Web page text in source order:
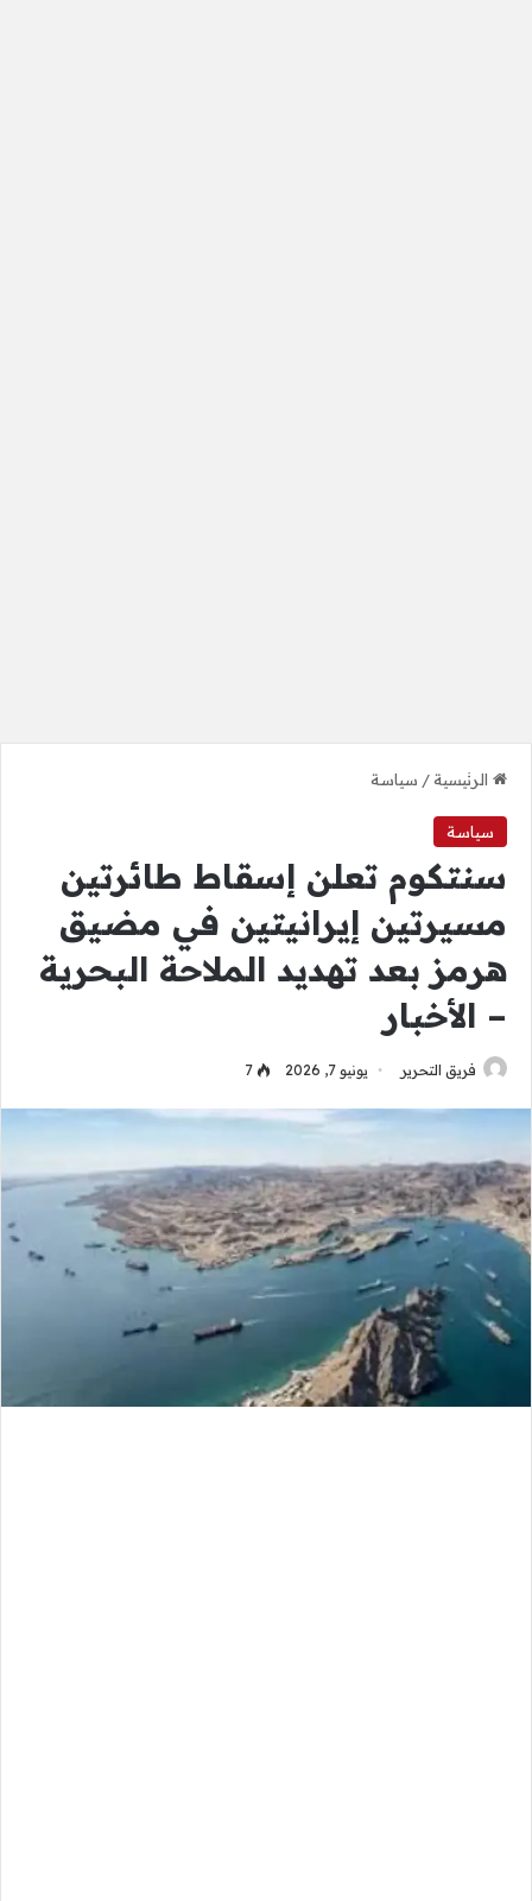
الرئيسية/ سياسة
سياسة
سنتكوم تعلن إسقاط طائرتين
مسيرتين إيرانيتين في مضيق
هرمز بعد تهديد الملاحة البحرية
– الأخبار
فريق التحرير يونيو 7, 2026 7